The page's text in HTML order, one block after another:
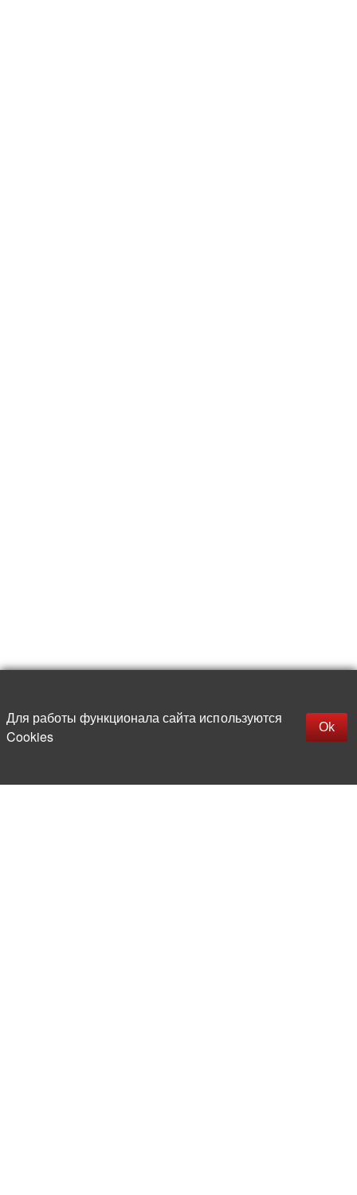
Фильтры
Для работы функционала сайта используются
Cookies
Ok